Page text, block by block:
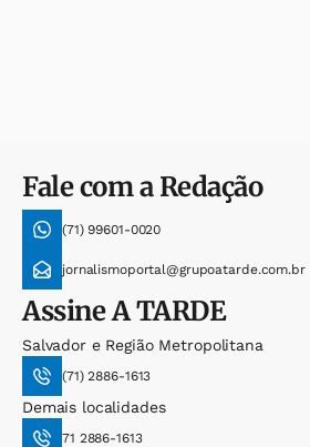
Fale com a Redação
(71) 99601-0020
jornalismoportal@grupoatarde.com.br
AssineA TARDE
Salvador e Região Metropolitana
(71) 2886-1613
Demais localidades
71 2886-1613